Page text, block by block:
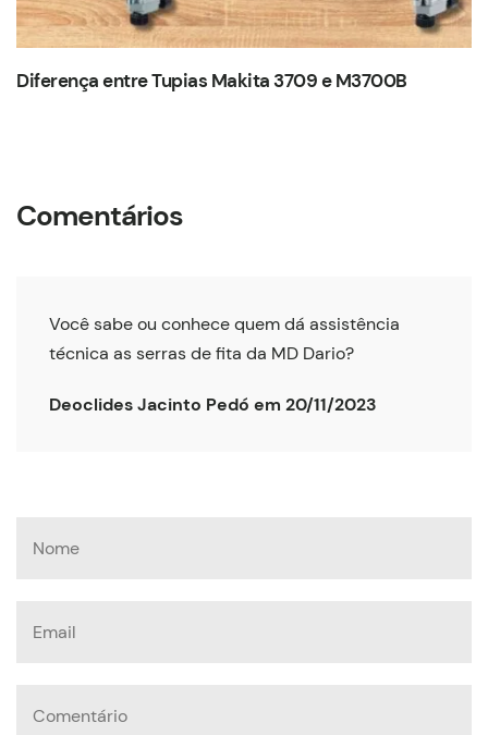
Diferença entre Tupias Makita 3709 e M3700B
Comentários
Você sabe ou conhece quem dá assistência
técnica as serras de fita da MD Dario?
Deoclides Jacinto Pedó em 20/11/2023